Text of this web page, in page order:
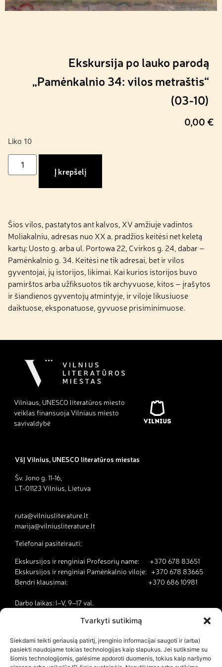
Tvarkyti sutikimą
Siekdami teikti geriausią patirtį, įrenginio informacijai saugoti ir (arba)
pasiekti naudojame tokias technologijas kaip slapukus. Jei sutiksime su
šiomis technologijomis, galėsime apdoroti duomenis, tokius kaip naršymo
Ekskursija po lauko parodą
„Pamėnkalnio 34: vilos metraštis“
(03-10)
0,00€
Liko 10
Į krepšelį
Šios vilos, pastatytos ant kalvos, XV amžiuje vadintos
Moliakalniu, adresas nuo XX a. pradžios keitėsi net keletą
kartų: Uosto g. arba ul. Portowa 22, Cvirkos g. 24, dabar –
Pamėnkalnio g. 34. Keitėsi ne tik adresai, bet ir vilos
gyventojai, jų istorijos, likimai. Kai kurios istorijos buvo
pamirštos arba užfiksuotos tik archyvuose, kitos – įrašytos
ir šiandienos gyventojų atmintyje, ir viloje likusiuose
daiktuose, eksponatuose, gyvuose prisiminimuose.
Vilniaus, UNESCO literatūros miesto
veiklas finansuoja Vilniaus miesto
savivaldybė
VšĮ Vilnius, UNESCO literatūros miestas
Šv. Jono g. 11-16,
LT-01123 Vilnius, Lietuva
ruta@vilniusliterature.lt
marija@vilniusliterature.lt
Telefonai pasiteirauti:
Ekskursijos ir renginiai Profesorių name: +370 678 83651
Ekskursijos ir renginiai Pamėnkalnio viloje: +370 678 83665
Bendri klausimai: +370 686 10981
Darbo laikas: I–V, 9–17 val.
Kodėl Vilnius yra literatūros miestas?
Kontaktai